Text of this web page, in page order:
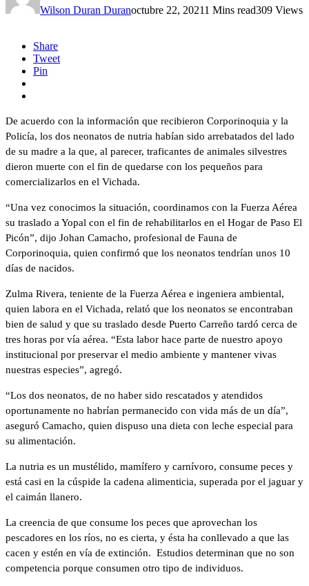
Wilson Duran Duranoctubre 22, 20211 Mins read309 Views
Share
Tweet
Pin
De acuerdo con la información que recibieron Corporinoquia y la
Policía, los dos neonatos de nutria habían sido arrebatados del lado
de su madre a la que, al parecer, traficantes de animales silvestres
dieron muerte con el fin de quedarse con los pequeños para
comercializarlos en el Vichada.
“Una vez conocimos la situación, coordinamos con la Fuerza Aérea
su traslado a Yopal con el fin de rehabilitarlos en el Hogar de Paso El
Picón”, dijo Johan Camacho, profesional de Fauna de
Corporinoquia, quien confirmó que los neonatos tendrían unos 10
días de nacidos.
Zulma Rivera, teniente de la Fuerza Aérea e ingeniera ambiental,
quien labora en el Vichada, relató que los neonatos se encontraban
bien de salud y que su traslado desde Puerto Carreño tardó cerca de
tres horas por vía aérea. “Esta labor hace parte de nuestro apoyo
institucional por preservar el medio ambiente y mantener vivas
nuestras especies”, agregó.
“Los dos neonatos, de no haber sido rescatados y atendidos
oportunamente no habrían permanecido con vida más de un día”,
aseguró Camacho, quien dispuso una dieta con leche especial para
su alimentación.
La nutria es un mustélido, mamífero y carnívoro, consume peces y
está casi en la cúspide la cadena alimenticia, superada por el jaguar y
el caimán llanero.
La creencia de que consume los peces que aprovechan los
pescadores en los ríos, no es cierta, y ésta ha conllevado a que las
cacen y estén en vía de extinción. Estudios determinan que no son
competencia porque consumen otro tipo de individuos.